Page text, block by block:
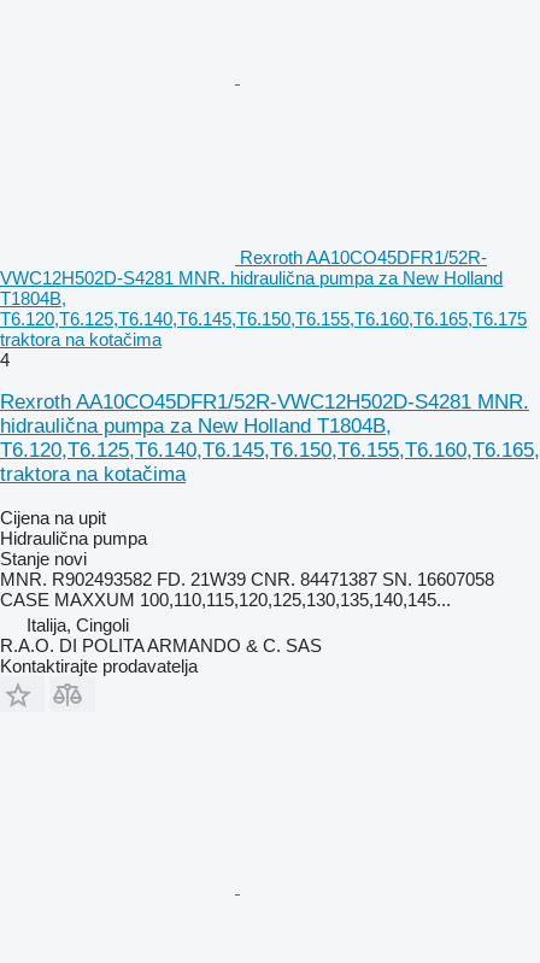
Rexroth AA10CO45DFR1/52R-
VWC12H502D-S4281 MNR. hidraulična pumpa za New Holland
T1804B,
T6.120,T6.125,T6.140,T6.145,T6.150,T6.155,T6.160,T6.165,T6.175
traktora na kotačima
4
Rexroth AA10CO45DFR1/52R-VWC12H502D-S4281 MNR.
hidraulična pumpa za New Holland T1804B,
traktora na kotačima
Cijena na upit
Hidraulična pumpa
Stanje novi
MNR. R902493582 FD. 21W39 CNR. 84471387 SN. 16607058
CASE MAXXUM 100,110,115,120,125,130,135,140,145...
Italija, Cingoli
R.A.O. DI POLITA ARMANDO & C. SAS
Kontaktirajte prodavatelja